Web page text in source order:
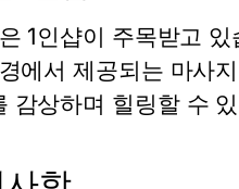
1인샵이 주목받고
에서 제공되는 마사
감상하며 힐링할 수